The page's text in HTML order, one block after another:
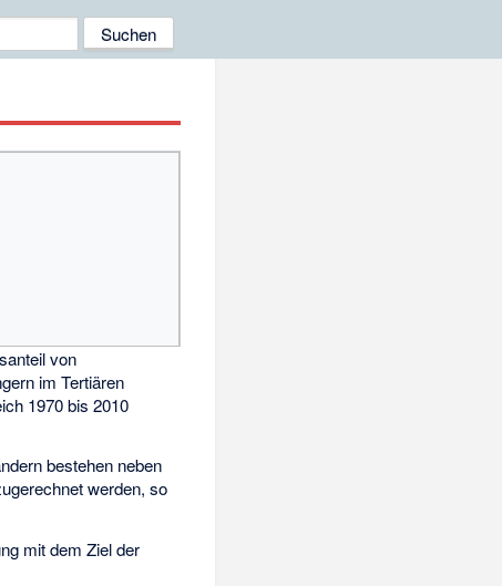
von
im Tertiären
1970 bis 2010
bestehen neben
werden, so
mit dem Ziel der